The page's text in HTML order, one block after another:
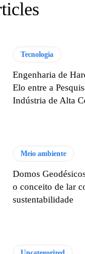
Tecnologia
Engenharia de
Elo entre a
Indústria de Alta
Meio ambiente
Domos
o conceito de lar
sustentabilidade